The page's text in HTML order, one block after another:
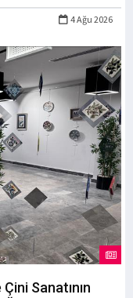
4 Ağu 2026
Sanatının